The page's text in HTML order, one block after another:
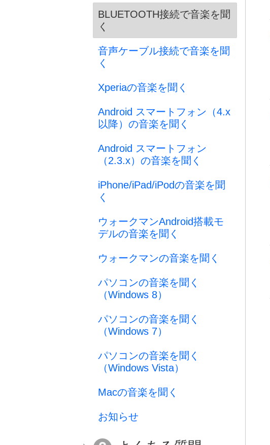
BLUETOOTH接続で音楽を聞
く
音声ケーブル接続で音楽を聞
く
Xperiaの音楽を聞く
Android スマートフォン（4.x
以降）の音楽を聞く
Android スマートフォン
（2.3.x）の音楽を聞く
iPhone/iPad/iPodの音楽を聞
く
ウォークマンAndroid搭載モ
デルの音楽を聞く
ウォークマンの音楽を聞く
パソコンの音楽を聞く
（Windows 8）
パソコンの音楽を聞く
（Windows 7）
パソコンの音楽を聞く
（Windows Vista）
Macの音楽を聞く
お知らせ